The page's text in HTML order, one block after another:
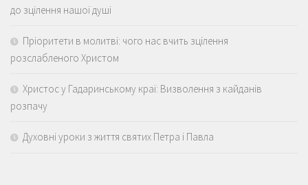
до зцілення нашої душі
Пріоритети в молитві: чого нас вчить зцілення
розслабленого Христом
Христос у Гадаринському краї: Визволення з кайданів
розпачу
Духовні уроки з життя святих Петра і Павла